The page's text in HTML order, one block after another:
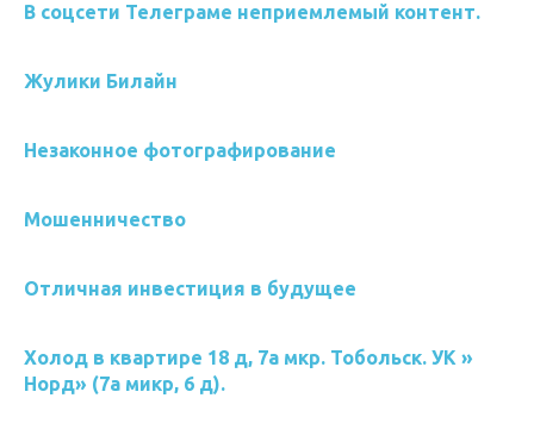
В соцсети Телеграме неприемлемый контент.
Жулики Билайн
Незаконное фотографирование
Мошенничество
Отличная инвестиция в будущее
Холод в квартире 18 д, 7а мкр. Тобольск. УК »
Норд» (7а микр, 6 д).